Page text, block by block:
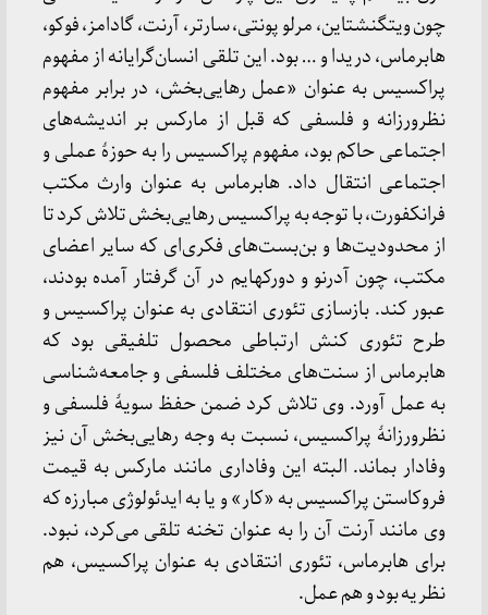
چون ویتگنشتاین، مرلو پونتی، سارتر، آرنت، گادامز، فوکو،
هابرماس، دریدا و … بود. این تلقی انسان‌گرایانه از مفهوم
پراکسیس به عنوان «عمل رهایی‌بخش، در برابر مفهوم
نظرورزانه و فلسفی که قبل از مارکس بر اندیشه‌های
اجتماعی حاکم بود، مفهوم پراکسیس را به حوزهٔ عملی و
اجتماعی انتقال داد. هابرماس به عنوان وارث مکتب
فرانکفورت، با توجه به پراکسیس رهایی‌بخش تلاش کرد تا
از محدودیت‌ها و بن‌بست‌های فکری‌ای که سایر اعضای
مکتب، چون آدرنو و دورکهایم در آن گرفتار آمده بودند،
عبور کند. بازسازی تئوری انتقادی به عنوان پراکسیس و
طرح تئوری کنش ارتباطی محصول تلفیقی بود که
هابرماس از سنت‌های مختلف فلسفی و جامعه‌شناسی
به عمل آورد. وی تلاش کرد ضمن حفظ سویهٔ فلسفی و
نظرورزانهٔ پراکسیس، نسبت به وجه رهایی‌بخش آن نیز
وفادار بماند. البته این وفاداری مانند مارکس به قیمت
فروکاستن پراکسیس به «کار» و یا به ایدئولوژی مبارزه که
وی مانند آرنت آن را به عنوان تخنه تلقی می‌کرد، نبود.
برای هابرماس، تئوری انتقادی به عنوان پراکسیس، هم
نظریه بود و هم عمل.